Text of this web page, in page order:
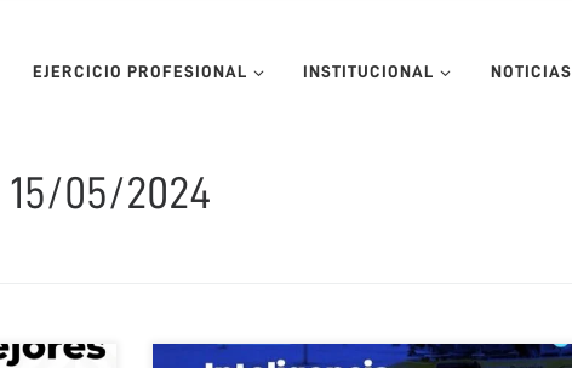
EJERCICIO PROFESIONAL INSTITUCIONAL NOTICIAS
15/05/2024